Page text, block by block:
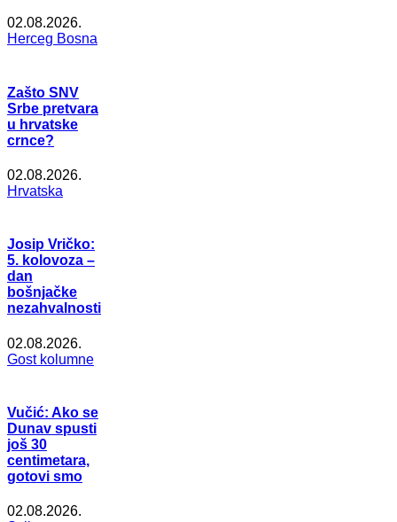
02.08.2026.
Herceg Bosna
Zašto SNV
Srbe pretvara
u hrvatske
crnce?
02.08.2026.
Hrvatska
Josip Vričko:
5. kolovoza –
dan
bošnjačke
nezahvalnosti
02.08.2026.
Gost kolumne
Vučić: Ako se
Dunav spusti
još 30
centimetara,
gotovi smo
02.08.2026.